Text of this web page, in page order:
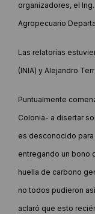
organizadores, el
Agropecuario
Las relatorías
(INIA) y Alejandro
Puntualmente
Colonia- a disertar
es desconocido
entregando un bono
huella de carbono
no todos pudieron
aclaró que esto